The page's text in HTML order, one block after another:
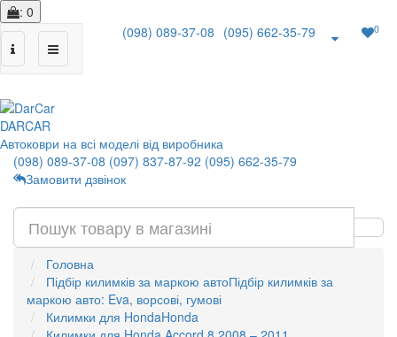
: 0
(098) 089-37-08 (095) 662-35-79 0
DARCAR
Автоковри на всі моделі від виробника
(098) 089-37-08 (097) 837-87-92 (095) 662-35-79
Замовити дзвінок
Головна
Підбір килимків за маркою автоПідбір килимків за
маркою авто: Eva, ворсові, гумові
Килимки для HondaHonda